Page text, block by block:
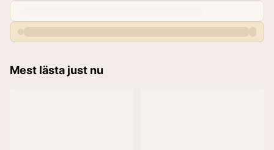
Mest lästa just nu